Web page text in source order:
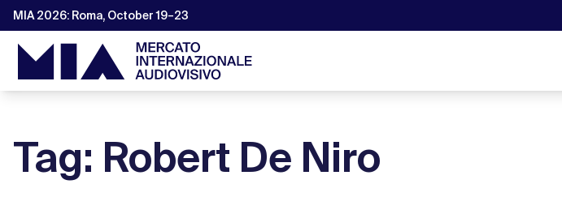
MIA 2026: Roma, October 19–23
Tag: Robert De Niro